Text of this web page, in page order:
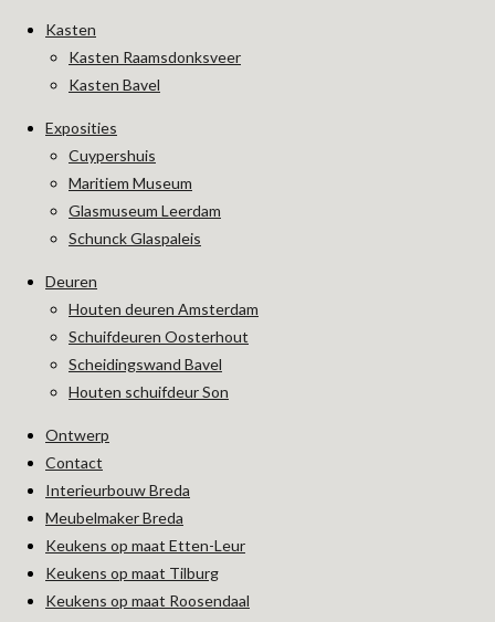
Kasten
Kasten Raamsdonksveer
Kasten Bavel
Exposities
Cuypershuis
Maritiem Museum
Glasmuseum Leerdam
Schunck Glaspaleis
Deuren
Houten deuren Amsterdam
Schuifdeuren Oosterhout
Scheidingswand Bavel
Houten schuifdeur Son
Ontwerp
Contact
Interieurbouw Breda
Meubelmaker Breda
Keukens op maat Etten-Leur
Keukens op maat Tilburg
Keukens op maat Roosendaal